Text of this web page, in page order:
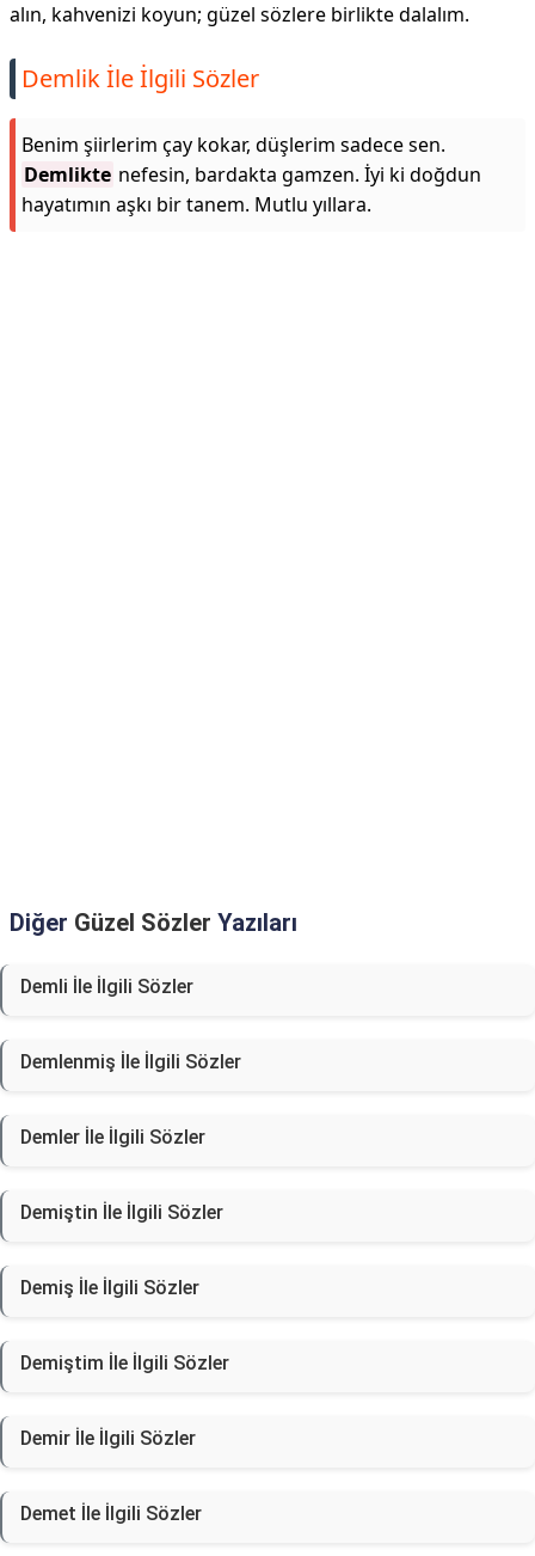
alın, kahvenizi koyun; güzel sözlere birlikte dalalım.
Demlik İle İlgili Sözler
Benim şiirlerim çay kokar, düşlerim sadece sen.
Demlikte nefesin, bardakta gamzen. İyi ki doğdun
hayatımın aşkı bir tanem. Mutlu yıllara.
Diğer Güzel Sözler Yazıları
Demli İle İlgili Sözler
Demlenmiş İle İlgili Sözler
Demler İle İlgili Sözler
Demiştin İle İlgili Sözler
Demiş İle İlgili Sözler
Demiştim İle İlgili Sözler
Demir İle İlgili Sözler
Demet İle İlgili Sözler